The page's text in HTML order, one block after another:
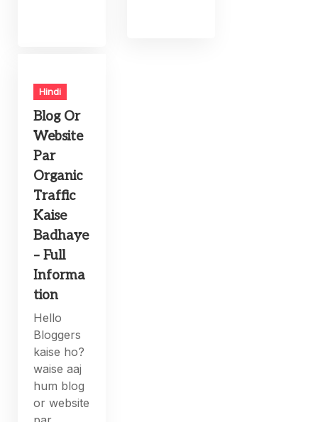
Hindi
Blog Or
Website
Par
Organic
Traffic
Kaise
Badhaye
– Full
Informa
tion
Hello
Bloggers
kaise ho?
waise aaj
hum blog
or website